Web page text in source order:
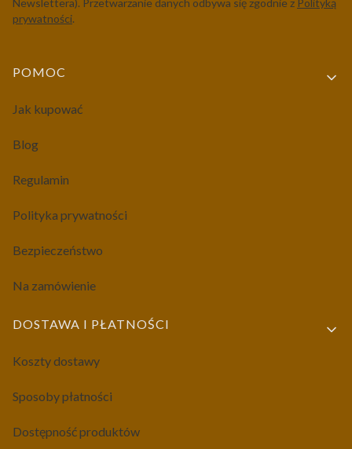
prywatności.
Linki w stopce
POMOC
Jak kupować
Blog
Regulamin
Polityka prywatności
Bezpieczeństwo
Na zamówienie
DOSTAWA I PŁATNOŚCI
Koszty dostawy
Sposoby płatności
Dostępność produktów